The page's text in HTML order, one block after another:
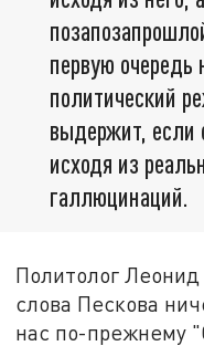
первую очередь
политический
выдержит, если
исходя из
галлюцинаций.
Политолог Леонид
слова Пескова
нас по-прежнему